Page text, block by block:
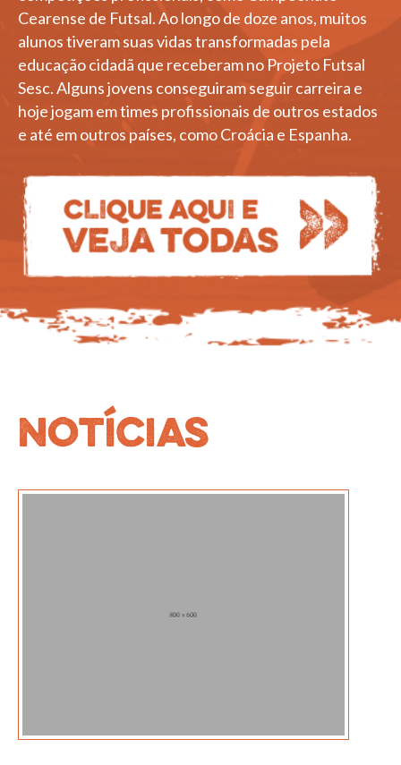
Cearense de Futsal. Ao longo de doze anos, muitos
alunos tiveram suas vidas transformadas pela
educação cidadã que receberam no Projeto Futsal
Sesc. Alguns jovens conseguiram seguir carreira e
hoje jogam em times profissionais de outros estados
e até em outros países, como Croácia e Espanha.
Notícias